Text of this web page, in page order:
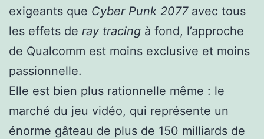
exigeants que Cyber Punk 2077avec tous
les effets de ray tracing à fond, l’approche
de Qualcomm est moins exclusive et moins
passionnelle.
Elle est bien plus rationnelle même : le
marché du jeu vidéo, qui représente un
énorme gâteau de plus de 150 milliards de